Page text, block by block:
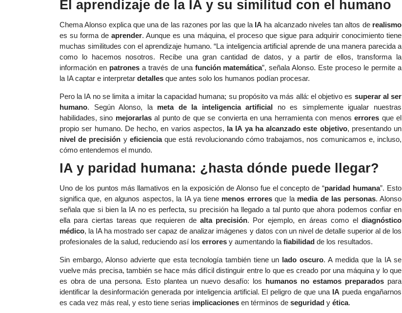
El aprendizaje de la IA y su similitud con el humano
Chema Alonso explica que una de las razones por las que la IA ha alcanzado niveles tan altos de realismo
es su forma deaprender. Aunque es una máquina, el proceso que sigue para adquirir conocimiento tiene
muchas similitudes con el aprendizaje humano. “La inteligencia artificial aprende de una manera parecida a
como lo hacemos nosotros. Recibe una gran cantidad de datos, y a partir de ellos, transforma la
información en patronesa través de una función matemática”, señala Alonso. Este proceso le permite a
la IA captar e interpretar detalles que antes solo los humanos podían procesar.
Pero la IA no se limita a imitar la capacidad humana; su propósito va más allá: el objetivo es superar al ser
humano. Según Alonso, la meta de la inteligencia artificial no es simplemente igualar nuestras
habilidades, sino mejorarlasal punto de que se convierta en una herramienta con menoserrores que el
propio ser humano. De hecho, en varios aspectos, la IA ya ha alcanzado este objetivo, presentando un
nivel de precisión y eficienciaque está revolucionando cómo trabajamos, nos comunicamos e, incluso,
cómo entendemos el mundo.
IA y paridad humana: ¿hasta dónde puede llegar?
Uno de los puntos más llamativos en la exposición de Alonso fue el concepto de “paridad humana”. Esto
significa que, en algunos aspectos, la IA ya tiene menos erroresque la media de las personas. Alonso
señala que si bien la IA no es perfecta, su precisión ha llegado a tal punto que ahora podemos confiar en
ella para ciertas tareas que requieren de alta precisión. Por ejemplo, en áreas como eldiagnóstico
médico, la IA ha mostrado ser capaz de analizar imágenes y datos con un nivel de detalle superior al de los
profesionales de la salud, reduciendo así los errores y aumentando la fiabilidad de los resultados.
Sin embargo, Alonso advierte que esta tecnología también tiene un lado oscuro. A medida que la IA se
vuelve más precisa, también se hace más difícil distinguir entre lo que es creado por una máquina y lo que
es obra de una persona. Esto plantea un nuevo desafío: los humanos no estamos preparados para
identificar la desinformación generada por inteligencia artificial. El peligro de que una IA pueda engañarnos
es cada vez más real, y esto tiene serias implicaciones en términos de seguridad y ética.